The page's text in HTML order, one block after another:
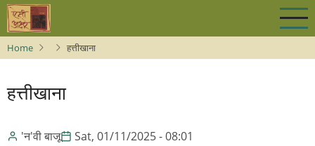
Skip
main
content
Home हत्तीखाना
हत्तीखाना
'न'वी बाजू Sat, 01/11/2025 - 08:01